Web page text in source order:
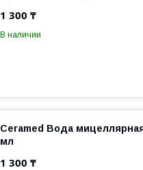
1 300 ₸
В наличии
Ceramed Вода
мл
1 300 ₸